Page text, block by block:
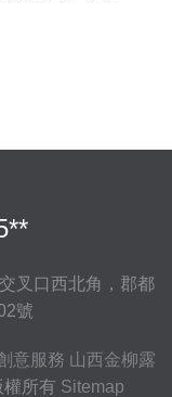
叉口西北角，郡都
號
意服務 山西金柳露
權所有 Sitemap